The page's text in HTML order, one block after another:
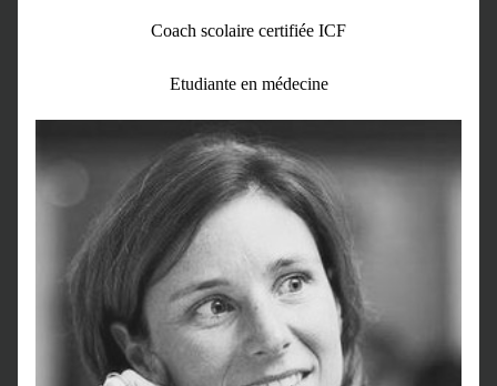
Coach scolaire certifiée ICF
Etudiante en médecine